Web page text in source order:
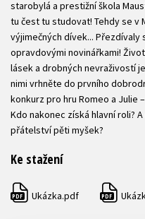
starobylá a prestižní škola
tu čest tu studovat! Tehdy se v
výjimečných dívek... Přezdívaly
opravdovými novinářkami!
lásek a drobných nevraživostí
nimi vrhněte do prvního
konkurz pro hru Romeo a Julie
Kdo nakonec získá hlavní roli?
přátelství pěti myšek?
Ke stažení
PDF Ukázka.pdf PDF